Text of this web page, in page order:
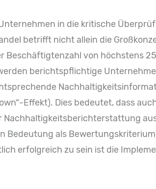
in die kritische
betrifft nicht allein die
Beschäftigtenzahl von höchstens
berichtspflichtige
Effekt). Dies bedeutet, dass
Bedeutung als
erfolgreich zu sein ist die